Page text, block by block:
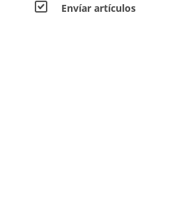
Envíar artículos